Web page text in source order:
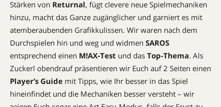
Stärken von Returnal, fügt clevere neue Spielmechaniken
hinzu, macht das Ganze zugänglicher und garniert es mit
atemberaubenden Grafikkulissen. Wir waren nach dem
Durchspielen hin und weg und widmen SAROS
entsprechend einen M!AX-Test und das Top-Thema. Als
Zuckerl obendrauf präsentieren wir Euch auf 2 Seiten einen
Player’s Guide mit Tipps, wie Ihr besser in das Spiel
hineinfindet und die Mechaniken besser versteht – wir